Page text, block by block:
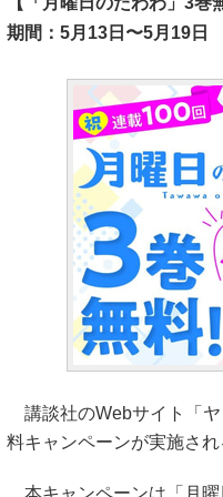
期間：5月13日〜5月19日
講談社のWebサイト「ヤ
料キャンペーンが実施され
本キャンペーンは「月曜